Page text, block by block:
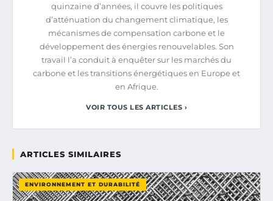
quinzaine d’années, il couvre les politiques
d’atténuation du changement climatique, les
mécanismes de compensation carbone et le
développement des énergies renouvelables. Son
travail l’a conduit à enquêter sur les marchés du
carbone et les transitions énergétiques en Europe et
en Afrique.
VOIR TOUS LES ARTICLES ›
ARTICLES SIMILAIRES
ENVIRONNEMENT ET DURABILITÉ